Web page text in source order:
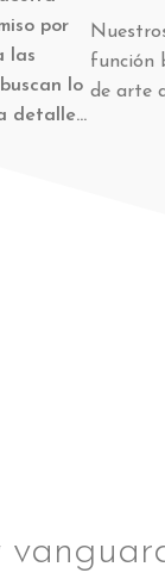
por
las
lo
detalle...
función
de arte